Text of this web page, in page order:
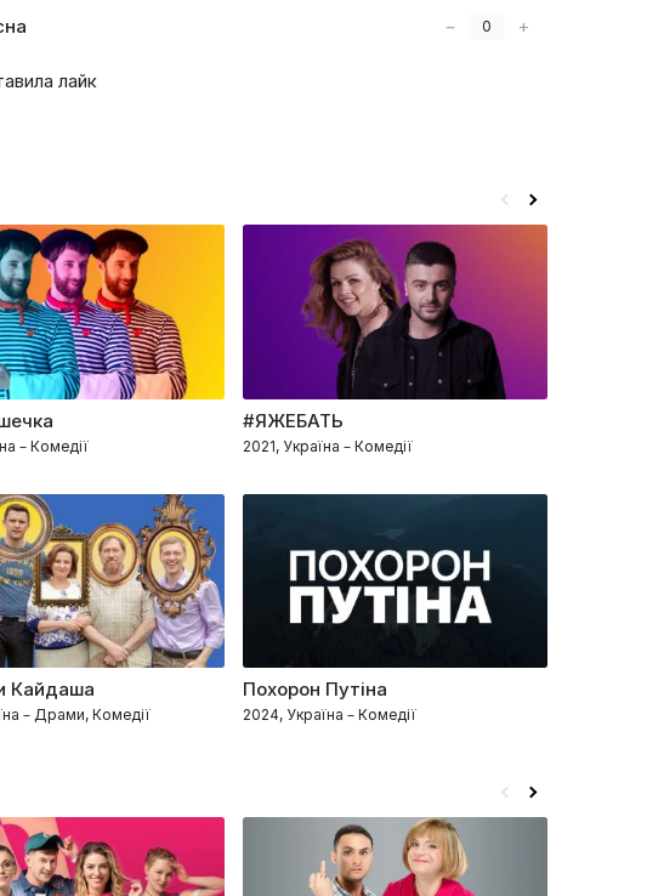
− 0 +
лайк
– Комедії
#ЯЖЕБАТЬ
2021, Україна – Комедії
Кайдаша
– Драми, Комедії
Похорон Путіна
2024, Україна – Комедії